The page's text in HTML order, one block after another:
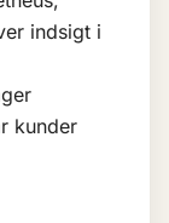
indsigt i
kunder